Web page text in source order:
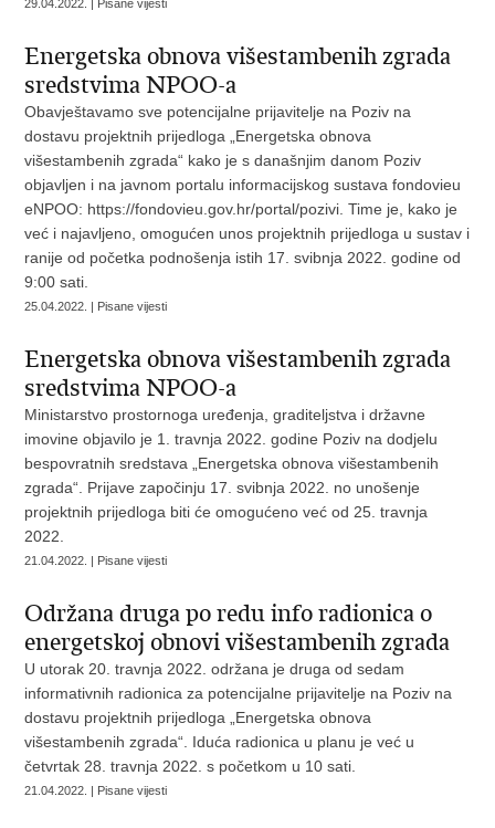
29.04.2022. | Pisane vijesti
Energetska obnova višestambenih zgrada
sredstvima NPOO-a
Obavještavamo sve potencijalne prijavitelje na Poziv na
dostavu projektnih prijedloga „Energetska obnova
višestambenih zgrada“ kako je s današnjim danom Poziv
objavljen i na javnom portalu informacijskog sustava fondovieu
eNPOO: https://fondovieu.gov.hr/portal/pozivi. Time je, kako je
već i najavljeno, omogućen unos projektnih prijedloga u sustav i
ranije od početka podnošenja istih 17. svibnja 2022. godine od
9:00 sati.
25.04.2022. | Pisane vijesti
Energetska obnova višestambenih zgrada
sredstvima NPOO-a
Ministarstvo prostornoga uređenja, graditeljstva i državne
imovine objavilo je 1. travnja 2022. godine Poziv na dodjelu
bespovratnih sredstava „Energetska obnova višestambenih
zgrada“. Prijave započinju 17. svibnja 2022. no unošenje
projektnih prijedloga biti će omogućeno već od 25. travnja
2022.
21.04.2022. | Pisane vijesti
Održana druga po redu info radionica o
energetskoj obnovi višestambenih zgrada
U utorak 20. travnja 2022. održana je druga od sedam
informativnih radionica za potencijalne prijavitelje na Poziv na
dostavu projektnih prijedloga „Energetska obnova
višestambenih zgrada“. Iduća radionica u planu je već u
četvrtak 28. travnja 2022. s početkom u 10 sati.
21.04.2022. | Pisane vijesti